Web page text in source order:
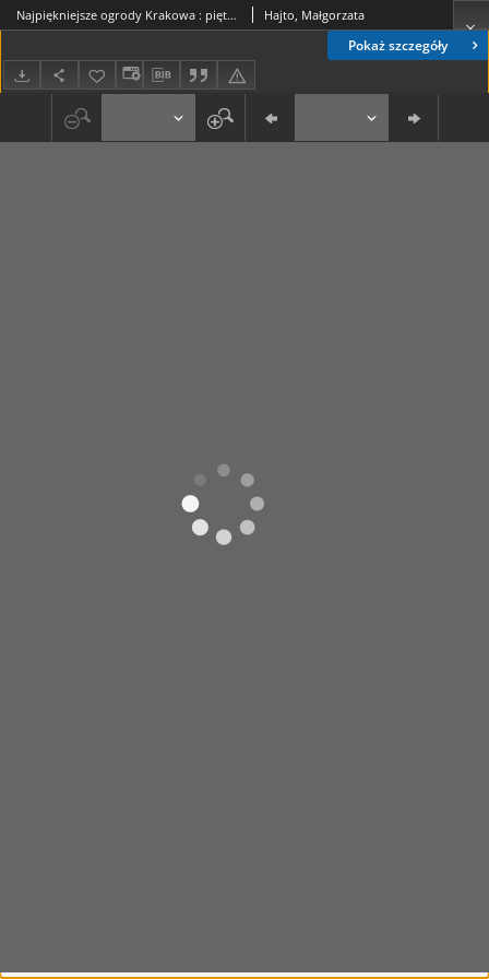
Pokaż szczegóły
Najpiękniejsze ogrody Krakowa : piętnasta edycja projektu MIASTO OGRÓD Hajto, Małgorzata